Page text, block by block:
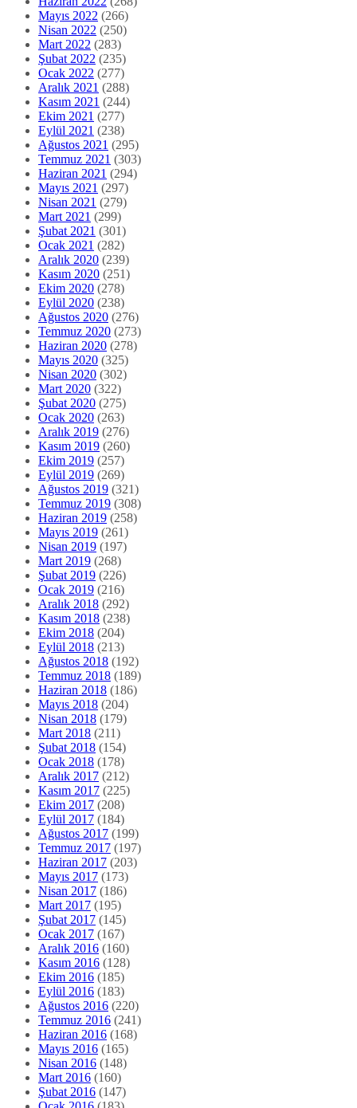
Mayıs 2022 (266)
Nisan 2022 (250)
Mart 2022 (283)
Şubat 2022 (235)
Ocak 2022 (277)
Aralık 2021 (288)
Kasım 2021 (244)
Ekim 2021 (277)
Eylül 2021 (238)
Ağustos 2021 (295)
Temmuz 2021 (303)
Haziran 2021 (294)
Mayıs 2021 (297)
Nisan 2021 (279)
Mart 2021 (299)
Şubat 2021 (301)
Ocak 2021 (282)
Aralık 2020 (239)
Kasım 2020 (251)
Ekim 2020 (278)
Eylül 2020 (238)
Ağustos 2020 (276)
Temmuz 2020 (273)
Haziran 2020 (278)
Mayıs 2020 (325)
Nisan 2020 (302)
Mart 2020 (322)
Şubat 2020 (275)
Ocak 2020 (263)
Aralık 2019 (276)
Kasım 2019 (260)
Ekim 2019 (257)
Eylül 2019 (269)
Ağustos 2019 (321)
Temmuz 2019 (308)
Haziran 2019 (258)
Mayıs 2019 (261)
Nisan 2019 (197)
Mart 2019 (268)
Şubat 2019 (226)
Ocak 2019 (216)
Aralık 2018 (292)
Kasım 2018 (238)
Ekim 2018 (204)
Eylül 2018 (213)
Ağustos 2018 (192)
Temmuz 2018 (189)
Haziran 2018 (186)
Mayıs 2018 (204)
Nisan 2018 (179)
Mart 2018 (211)
Şubat 2018 (154)
Ocak 2018 (178)
Aralık 2017 (212)
Kasım 2017 (225)
Ekim 2017 (208)
Eylül 2017 (184)
Ağustos 2017 (199)
Temmuz 2017 (197)
Haziran 2017 (203)
Mayıs 2017 (173)
Nisan 2017 (186)
Mart 2017 (195)
Şubat 2017 (145)
Ocak 2017 (167)
Aralık 2016 (160)
Kasım 2016 (128)
Ekim 2016 (185)
Eylül 2016 (183)
Ağustos 2016 (220)
Temmuz 2016 (241)
Haziran 2016 (168)
Mayıs 2016 (165)
Nisan 2016 (148)
Mart 2016 (160)
Şubat 2016 (147)